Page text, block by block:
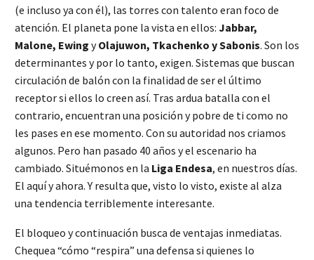
(e incluso ya con él), las torres con talento eran foco de
atención. El planeta pone la vista en ellos: Jabbar,
Malone, Ewing yOlajuwon, Tkachenko y Sabonis. Son los
determinantes y por lo tanto, exigen. Sistemas que buscan
circulación de balón con la finalidad de ser el último
receptor si ellos lo creen así. Tras ardua batalla con el
contrario, encuentran una posición y pobre de ti como no
les pases en ese momento. Con su autoridad nos criamos
algunos. Pero han pasado 40 años y el escenario ha
cambiado. Situémonos en la Liga Endesa, en nuestros días.
El aquí y ahora. Y resulta que, visto lo visto, existe al alza
una tendencia terriblemente interesante.
El bloqueo y continuación busca de ventajas inmediatas.
Chequea “cómo “respira” una defensa si quienes lo